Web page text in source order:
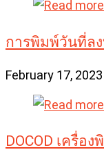
การพิมพ์วันที่ล
February 17, 2023
DOCOD เครื่